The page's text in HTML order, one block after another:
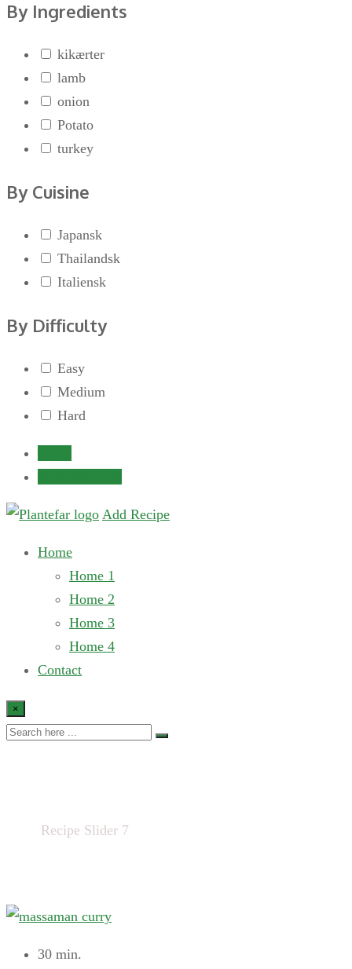
By Ingredients
kikærter
lamb
onion
Potato
turkey
By Cuisine
Japansk
Thailandsk
Italiensk
By Difficulty
Easy
Medium
Hard
Add Recipe
Home
Home 1
Home 2
Home 3
Home 4
Contact
×
Recipe Slider 7
30 min.